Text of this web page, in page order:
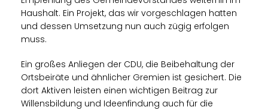
Haushalt. Ein Projekt, das wir vorgeschlagen hatten
und dessen Umsetzung nun auch zügig erfolgen
muss.
Ein großes Anliegen der CDU, die Beibehaltung der
Ortsbeiräte und ähnlicher Gremien ist gesichert. Die
dort Aktiven leisten einen wichtigen Beitrag zur
Willensbildung und Ideenfindung auch für die